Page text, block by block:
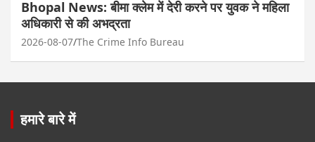
Bhopal News: बीमा क्लेम में देरी करने पर युवक ने महिला
अधिकारी से की अभद्रता
2026-08-07 The Crime Info Bureau
हमारे बारे में